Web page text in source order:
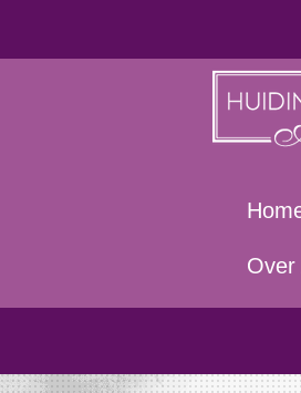
direct
Over